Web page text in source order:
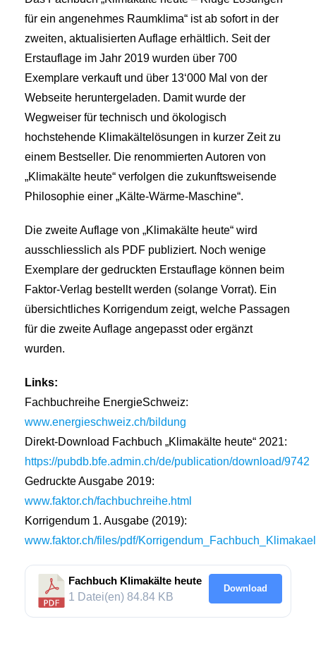
für ein angenehmes Raumklima“ ist ab sofort in der
zweiten, aktualisierten Auflage erhältlich. Seit der
Erstauflage im Jahr 2019 wurden über 700
Exemplare verkauft und über 13‘000 Mal von der
Webseite heruntergeladen. Damit wurde der
Wegweiser für technisch und ökologisch
hochstehende Klimakältelösungen in kurzer Zeit zu
einem Bestseller. Die renommierten Autoren von
„Klimakälte heute“ verfolgen die zukunftsweisende
Philosophie einer „Kälte-Wärme-Maschine“.
Die zweite Auflage von „Klimakälte heute“ wird
ausschliesslich als PDF publiziert. Noch wenige
Exemplare der gedruckten Erstauflage können beim
Faktor-Verlag bestellt werden (solange Vorrat). Ein
übersichtliches Korrigendum zeigt, welche Passagen
für die zweite Auflage angepasst oder ergänzt
wurden.
Links:
Fachbuchreihe EnergieSchweiz:
www.energieschweiz.ch/bildung
Direkt-Download Fachbuch „Klimakälte heute“ 2021:
https://pubdb.bfe.admin.ch/de/publication/download/9742
Gedruckte Ausgabe 2019:
www.faktor.ch/fachbuchreihe.html
Korrigendum 1. Ausgabe (2019):
www.faktor.ch/files/pdf/
Fachbuch Klimakälte heute
1 Datei(en) 84.84 KB
Download